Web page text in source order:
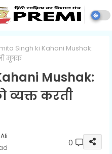
Singh ki Kahani Mushak:
मूषक
Mushak:
करती
0